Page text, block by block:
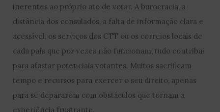
inerentes ao próprio ato de votar. A burocracia, a
distância dos consulados, a falta de informação clara e
acessível, os serviços dos CTT ou os correios locais de
cada país que por vezes não funcionam, tudo contribui
para afastar potenciais votantes. Muitos sacrificam
tempo e recursos para exercer o seu direito, apenas
para se depararem com obstáculos que tornam a
experiência frustrante.